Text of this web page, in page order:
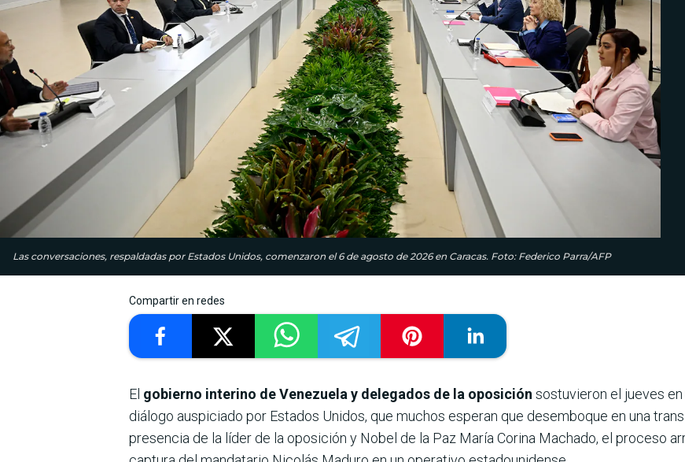
Las conversaciones, respaldadas por Estados Unidos, comenzaron el 6 de agosto de 2026 en Caracas. Foto: Federico Parra/AFP
Compartir en redes
El gobierno interino de Venezuela y delegados de la oposición sostuvieron el jueves
diálogo auspiciado por Estados Unidos, que muchos esperan que desemboque en una
presencia de la líder de la oposición y Nobel de la Paz María Corina Machado, el proceso